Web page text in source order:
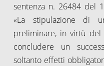
sentenza n. 26484 del
«La stipulazione di
preliminare, in virtù
concludere un
soltanto effetti